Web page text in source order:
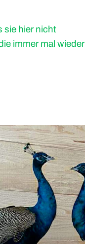
sie hier nicht
immer mal wieder